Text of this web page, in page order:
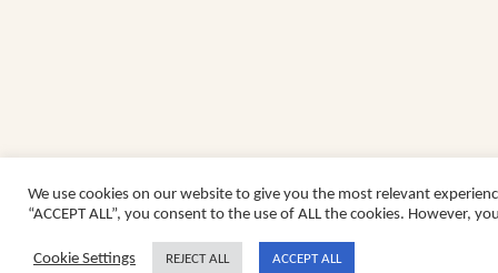
We use cookies on our website to give you the most relevant
“ACCEPT ALL”, you consent to the use of ALL the cookies. However,
Cookie Settings REJECT ALL ACCEPT ALL